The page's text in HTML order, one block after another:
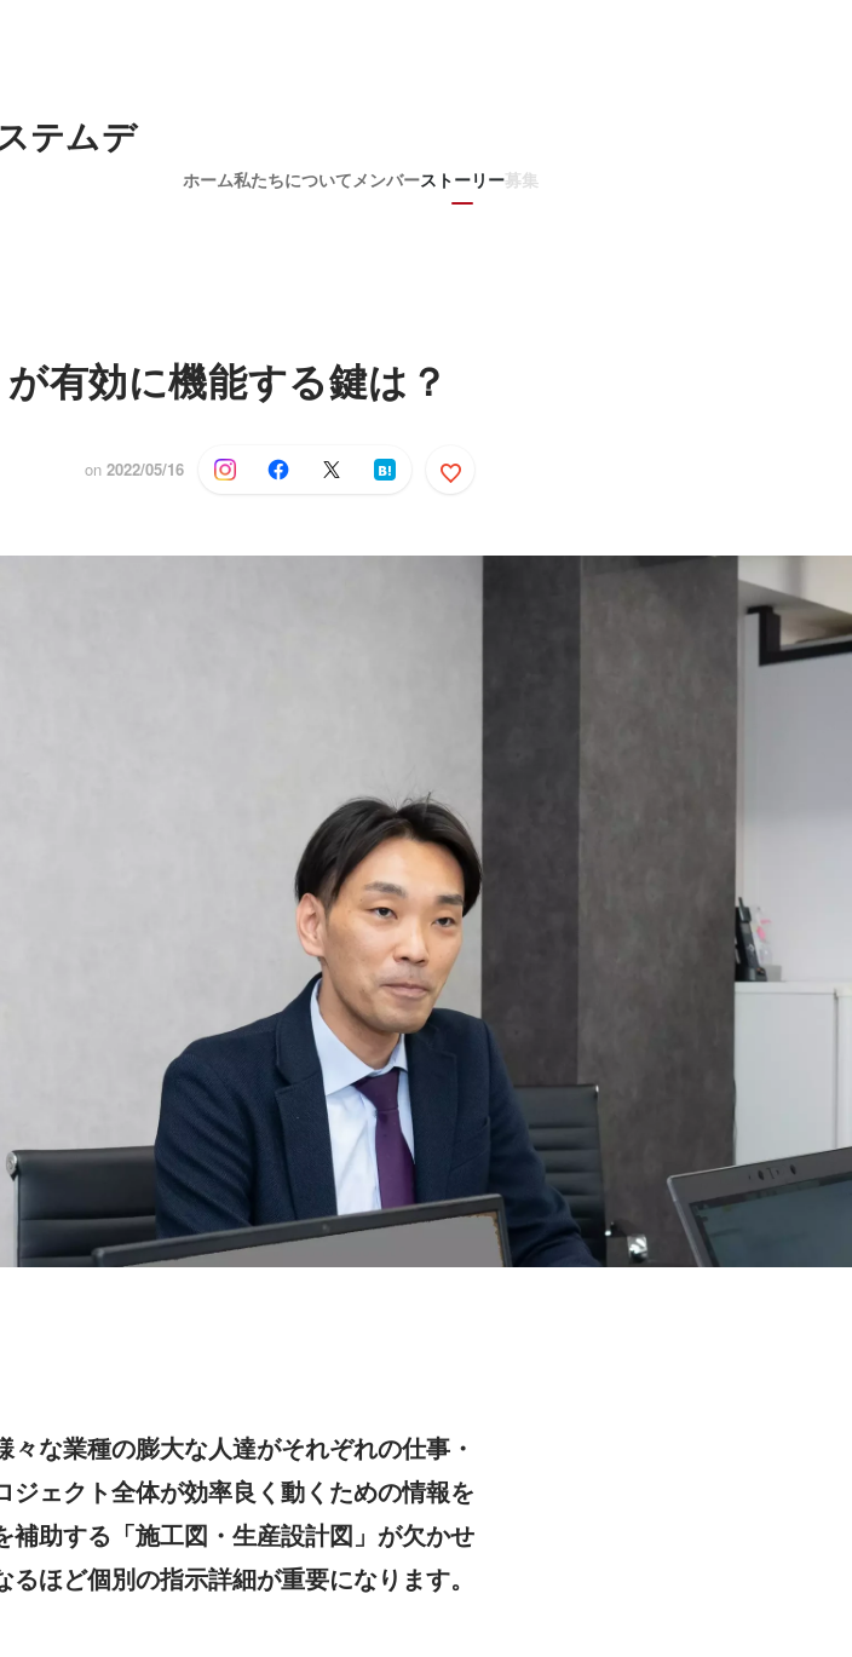
テムデ
ホーム私たちについて メンバーストーリー募集
有効に機能する鍵は？
on 2022/05/16
な業種の膨大な人達がそれぞれの仕事・
ェクト全体が効率良く動くための情報を
助する「施工図・生産設計図」が欠かせ
ほど個別の指示詳細が重要になります。